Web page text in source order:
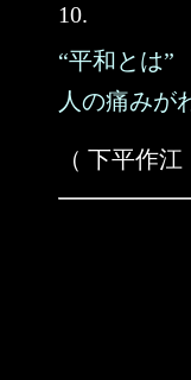
10.
“平和とは”
人の痛みが
（ 下平作江